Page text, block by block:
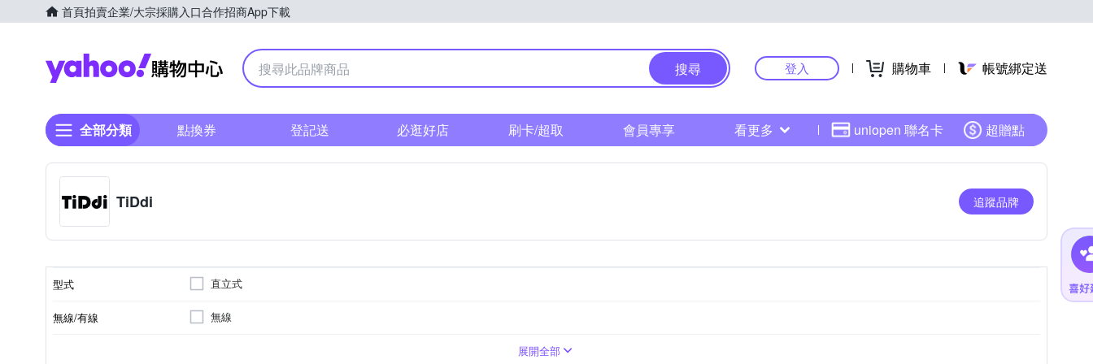
首頁拍賣企業/大宗採購入口合作招商App下載
Yahoo購物中心
搜尋 登入 購物車 帳號綁定送
全部分類 點換券 登記送 必逛好店 刷卡/超取 會員專享 看更多 uniopen 聯名卡 超贈點
TiDdi 追蹤品牌
型式 直立式
無線/有線 無線
展開全部